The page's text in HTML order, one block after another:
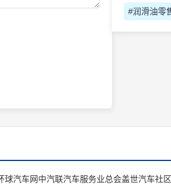
#润滑油零
球汽车网中汽联汽车服务业总会盖世汽车社区